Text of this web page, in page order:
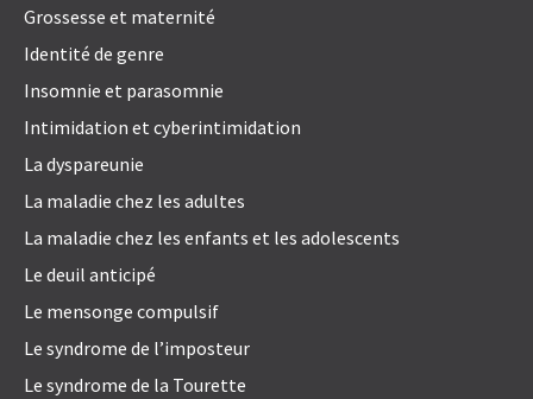
Grossesse et maternité
Identité de genre
Insomnie et parasomnie
Intimidation et cyberintimidation
La dyspareunie
La maladie chez les adultes
La maladie chez les enfants et les adolescents
Le deuil anticipé
Le mensonge compulsif
Le syndrome de l’imposteur
Le syndrome de la Tourette